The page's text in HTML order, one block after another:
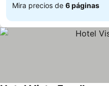
Mira precios de 6 páginas